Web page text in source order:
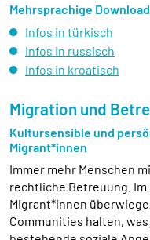
Mehrsprachige
Infos in türkisch
Infos in russisch
Infos in kroatisch
Migration und
Kultursensible und
Migrant*innen
Immer mehr Menschen
rechtliche Betreuung.
Migrant*innen
Communities halten,